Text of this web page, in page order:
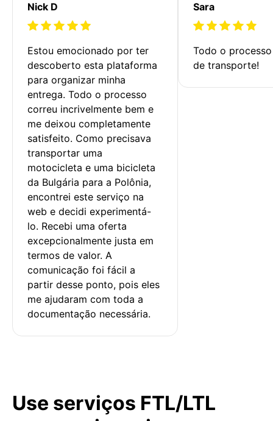
Nick D
Estou emocionado por ter
descoberto esta plataforma
para organizar minha
entrega. Todo o processo
correu incrivelmente bem e
me deixou completamente
satisfeito. Como precisava
transportar uma
motocicleta e uma bicicleta
da Bulgária para a Polônia,
encontrei este serviço na
web e decidi experimentá-
lo. Recebi uma oferta
excepcionalmente justa em
termos de valor. A
comunicação foi fácil a
partir desse ponto, pois eles
me ajudaram com toda a
documentação necessária.
Sara
Todo o
de transporte!
Use serviços FTL/LTL